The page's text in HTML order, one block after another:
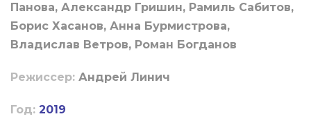
Панова, Александр Гришин, Рамиль Сабитов,
Борис Хасанов, Анна Бурмистрова,
Владислав Ветров, Роман Богданов
Режиссер: Андрей Линич
Год: 2019